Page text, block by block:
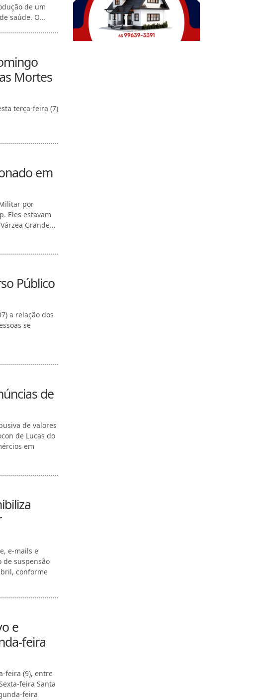
saúde. O...
Mortes
terça-feira (7)
em
por
Eles estavam
Grande...
Público
a relação dos
se
de
de valores
de Lucas do
em
e-mails e
suspensão
conforme
e
feira
(9), entre
feira Santa
feira